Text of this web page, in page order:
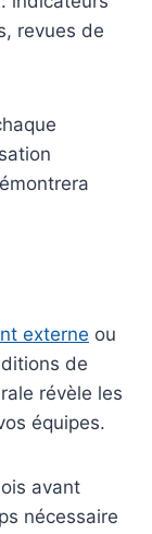
revues de
externe ou
de
révèle les
équipes.
avant
nécessaire